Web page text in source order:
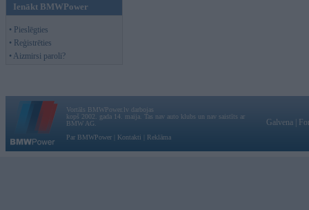
Ienākt BMWPower
• Pieslēgties
• Reģistrēties
• Aizmirsi paroli?
Vortāls BMWPower.lv darbojas
kopš 2002. gada 14. maija. Tas nav auto klubs un nav saistīts ar
BMW AG.
Par BMWPower
Kontakti Reklāma
Galvena